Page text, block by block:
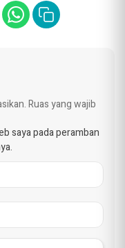
Ruas yang wajib
saya pada peramban